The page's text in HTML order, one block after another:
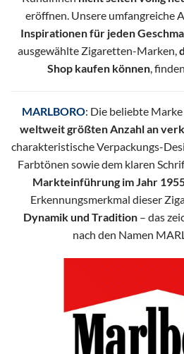
eröffnen. Unsere umfangreiche
Inspirationen für jeden
ausgewählte Zigaretten-Marken,
Shop kaufen können,
MARLBORO: Die beliebte
weltweit größten Anzahl an
charakteristische Verpackungs-
Farbtönen sowie dem klaren
Markteinführung im Jahr
Erkennungsmerkmal dieser
Dynamik und Tradition– das
nach den Namen